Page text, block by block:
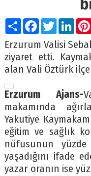
PaylaşFacebook
Twitter
Erzurum Valisi
ziyaret etti.
alan Vali Öztürk
Erzurum Ajans-
makamında
Yakutiye
eğitim ve sağlık
nüfusunun yüzde
yaşadığını ifade
yazar oranın ise